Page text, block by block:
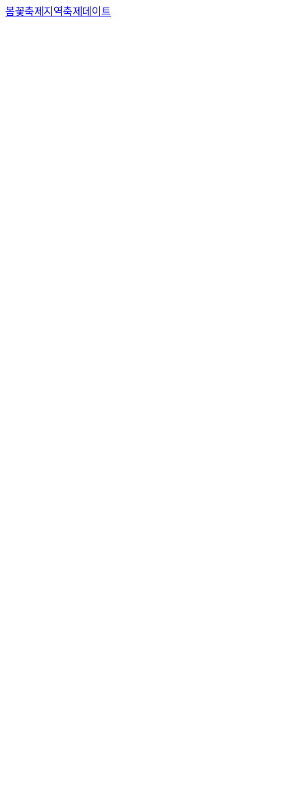
봄꽃축제 지역축제 데이트